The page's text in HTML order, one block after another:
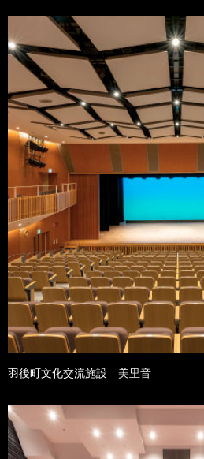
羽後町文化交流施設 美里音